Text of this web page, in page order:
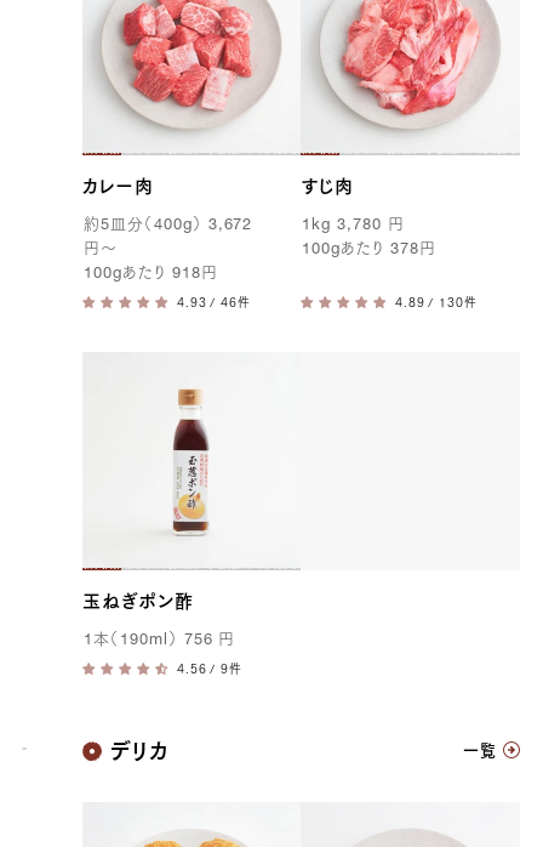
カレー肉
約5 皿分（ 400g ） 3,672
円 〜
100gあたり 918 円
/ 46件
すじ肉
1kg 3,780 円
100gあたり378 円
/ 130件
玉ねぎポン酢
1 本（ 190ml ） 756 円
/ 9件
神戸牛
デリカ 一覧